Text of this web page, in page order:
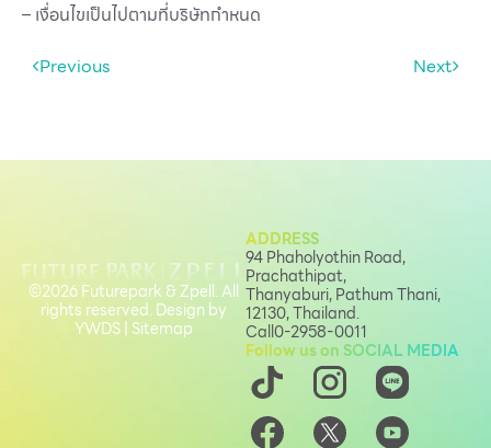
– เงื่อนไขเป็นไปตามที่บริษัทกำหนด
Previous
Next
ADDRESS
94 Phaholyothin Road,
Prachathipat,
Thanyaburi, Pathum Thani,
12130, Thailand.
Call0-2958-0011
Follow us on SOCIAL MEDIA
©2026 Futurepark & Zpell. All
rights reserved. Design by
YWDS|Sitemap